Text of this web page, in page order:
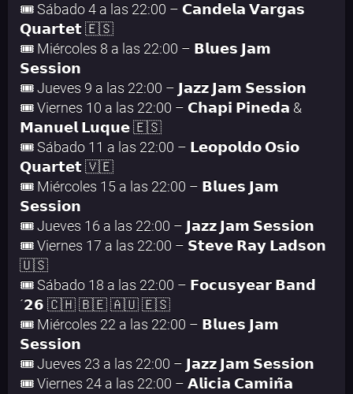
🎟️ Sábado 4 a las 22:00 – 𝗖𝗮𝗻𝗱𝗲𝗹𝗮 𝗩𝗮𝗿𝗴𝗮𝘀
𝗤𝘂𝗮𝗿𝘁𝗲𝘁 🇪🇸
🎟️ Miércoles 8 a las 22:00 – 𝗕𝗹𝘂𝗲𝘀 𝗝𝗮𝗺
𝗦𝗲𝘀𝘀𝗶𝗼𝗻
🎟️ Jueves 9 a las 22:00 – 𝗝𝗮𝘇𝘇 𝗝𝗮𝗺 𝗦𝗲𝘀𝘀𝗶𝗼𝗻
🎟️ Viernes 10 a las 22:00 – 𝗖𝗵𝗮𝗽𝗶 𝗣𝗶𝗻𝗲𝗱𝗮 &
𝗠𝗮𝗻𝘂𝗲𝗹 𝗟𝘂𝗾𝘂𝗲 🇪🇸
🎟️ Sábado 11 a las 22:00 – 𝗟𝗲𝗼𝗽𝗼𝗹𝗱𝗼 𝗢𝘀𝗶𝗼
𝗤𝘂𝗮𝗿𝘁𝗲𝘁 🇻🇪
🎟️ Miércoles 15 a las 22:00 – 𝗕𝗹𝘂𝗲𝘀 𝗝𝗮𝗺
𝗦𝗲𝘀𝘀𝗶𝗼𝗻
🎟️ Jueves 16 a las 22:00 – 𝗝𝗮𝘇𝘇 𝗝𝗮𝗺 𝗦𝗲𝘀𝘀𝗶𝗼𝗻
🎟️ Viernes 17 a las 22:00 – 𝗦𝘁𝗲𝘃𝗲 𝗥𝗮𝘆 𝗟𝗮𝗱𝘀𝗼𝗻
🇺🇸
🎟️ Sábado 18 a las 22:00 – 𝗙𝗼𝗰𝘂𝘀𝘆𝗲𝗮𝗿 𝗕𝗮𝗻𝗱
´𝟮𝟲 🇨🇭 🇧🇪 🇦🇺 🇪🇸
🎟️ Miércoles 22 a las 22:00 – 𝗕𝗹𝘂𝗲𝘀 𝗝𝗮𝗺
𝗦𝗲𝘀𝘀𝗶𝗼𝗻
🎟️ Jueves 23 a las 22:00 – 𝗝𝗮𝘇𝘇 𝗝𝗮𝗺 𝗦𝗲𝘀𝘀𝗶𝗼𝗻
🎟️ Viernes 24 a las 22:00 – 𝗔𝗹𝗶𝗰𝗶𝗮 𝗖𝗮𝗺𝗶𝗻̃𝗮